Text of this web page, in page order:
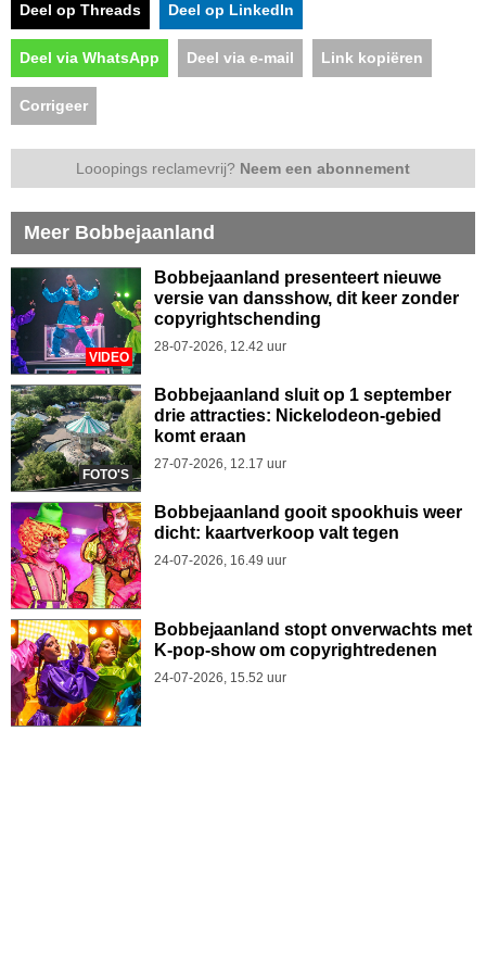
Deel op Threads Deel op LinkedIn
Deel via WhatsApp Deel via e-mail Link kopiëren
Corrigeer
Looopings reclamevrij? Neem een abonnement
Meer Bobbejaanland
VIDEO
Bobbejaanland presenteert nieuwe
versie van dansshow, dit keer zonder
copyrightschending
28-07-2026, 12.42 uur
FOTO'S
Bobbejaanland sluit op 1 september
drie attracties: Nickelodeon-gebied
komt eraan
27-07-2026, 12.17 uur
Bobbejaanland gooit spookhuis weer
dicht: kaartverkoop valt tegen
24-07-2026, 16.49 uur
Bobbejaanland stopt onverwachts met
K-pop-show om copyrightredenen
24-07-2026, 15.52 uur